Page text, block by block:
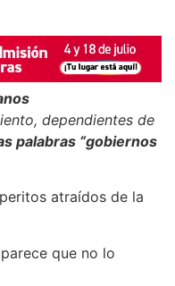
dependientes de
palabras “gobiernos
atraídos de la
que no lo